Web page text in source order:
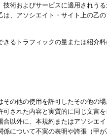
術およびサービスに適用されう
、アソシエイト・サイト上の乙
るトラフィックの量または紹介
の他の使用を許可したその他の
された内容と実質的に同じ文言
以外に、本規約またはアソシエ
について不実の表明や誇張（甲